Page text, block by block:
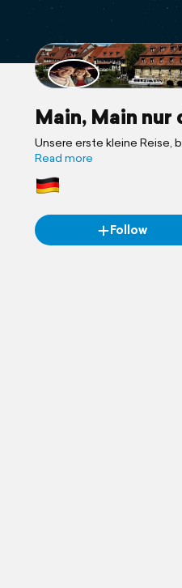
Main, Main nur
Unsere erste kleine Reise,
ausprobieren geht an den
nach Bamberg und
Read more
Follow